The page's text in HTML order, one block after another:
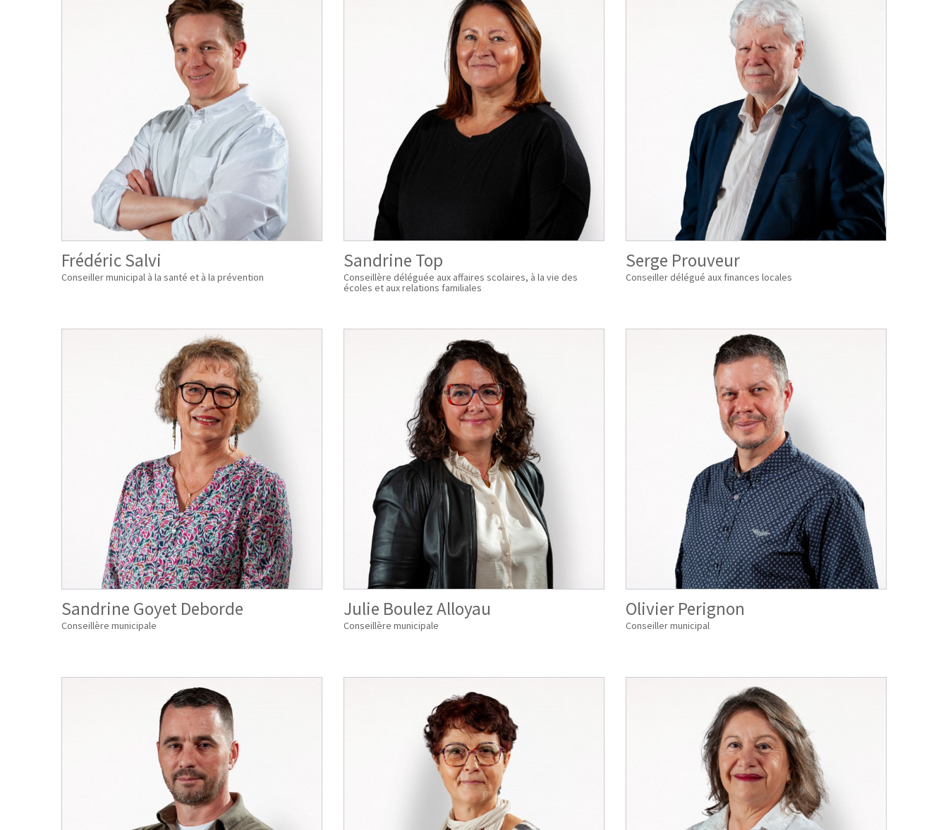
Frédéric Salvi
Conseiller municipal à la santé et à la prévention
Sandrine Top
Conseillère déléguée aux affaires scolaires, à la vie des
écoles et aux relations familiales
Serge Prouveur
Conseiller délégué aux finances locales
Sandrine Goyet Deborde
Conseillère municipale
Julie Boulez Alloyau
Conseillère municipale
Olivier Perignon
Conseiller municipal